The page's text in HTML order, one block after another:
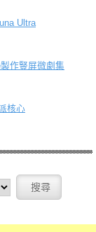
Ultra
作豎屏微劇集
核心